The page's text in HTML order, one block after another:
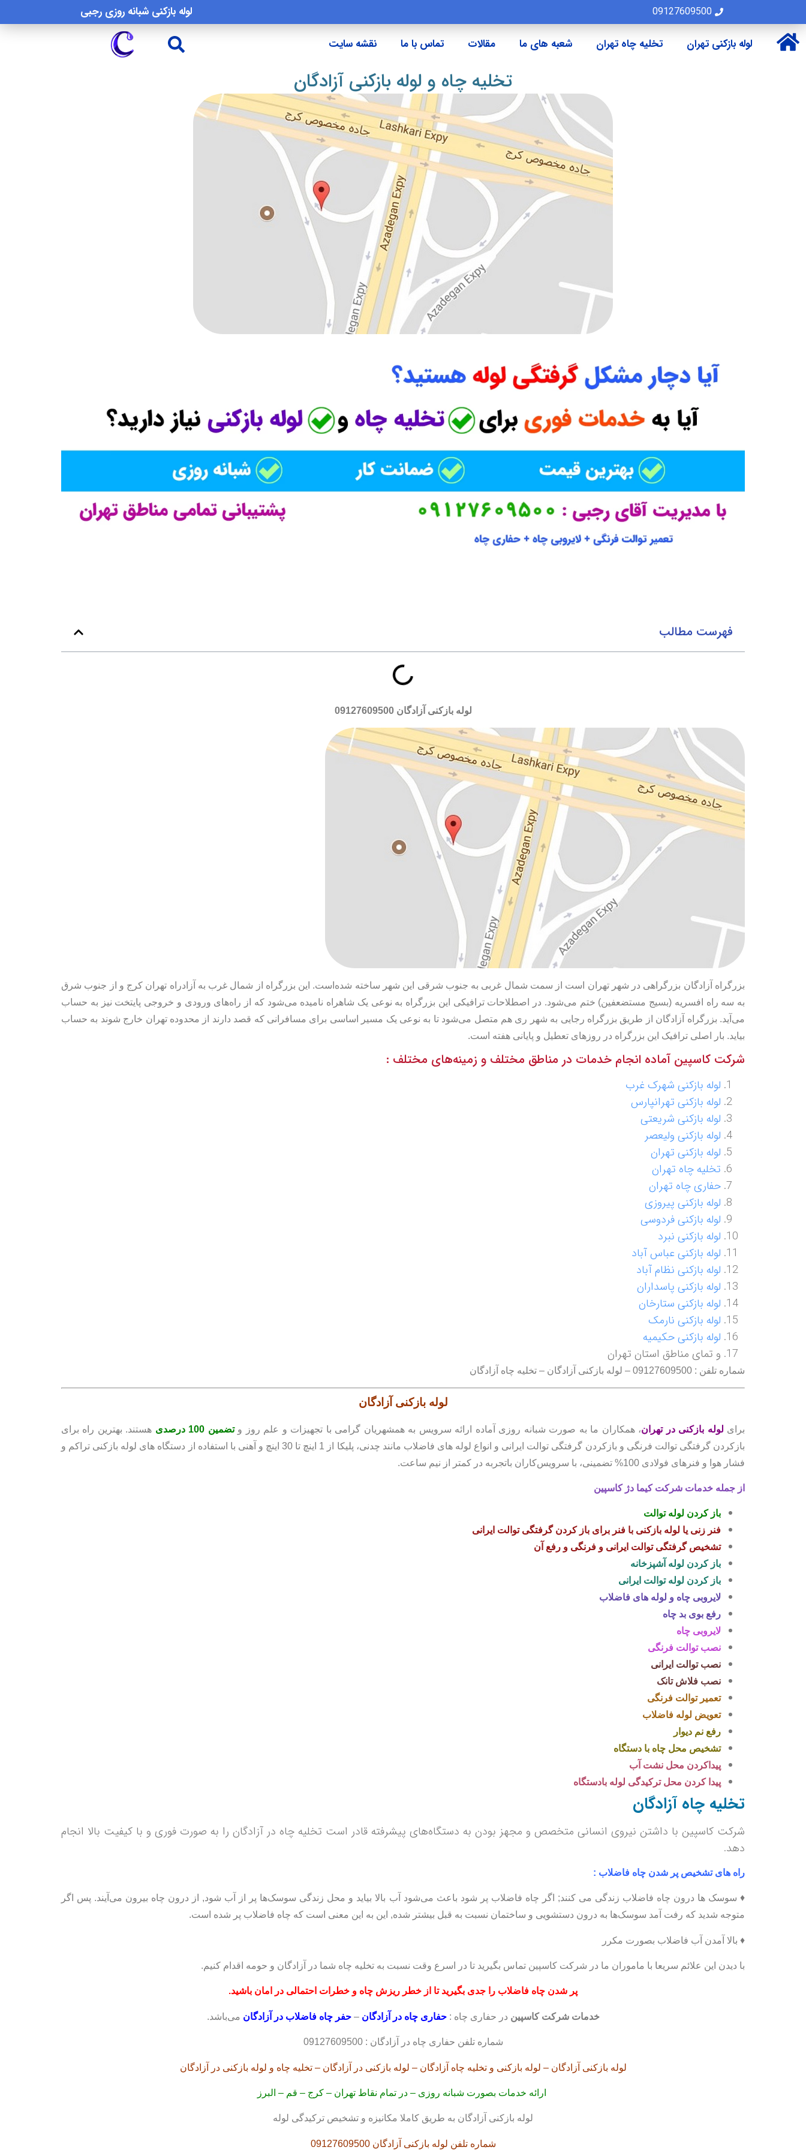
09127609500
لوله بازکنی شبانه روزی رجبی
لوله بازکنی تهران
تخلیه چاه تهران شعبه های ما مقالات تماس با ما نقشه سایت
تخلیه چاه و لوله بازکنی آزادگان
فهرست مطالب
لوله بازکنی آزادگان 09127609500
بزرگراه آزادگان بزرگراهی در شهر تهران است از سمت شمال غربی به جنوب شرقی این شهر ساخته شده‌است. این بزرگراه از شمال غرب به آزادراه تهران کرج و از جنوب شرق
به سه راه افسریه (بسیج مستضعفین) ختم می‌شود. در اصطلاحات ترافیکی این بزرگراه به نوعی یک شاهراه نامیده می‌شود که از راه‌های ورودی و خروجی پایتخت نیز به حساب
می‌آید. بزرگراه آزادگان از طریق بزرگراه رجایی به شهر ری هم متصل می‌شود تا به نوعی یک مسیر اساسی برای مسافرانی که قصد دارند از محدوده تهران خارج شوند به حساب
بیاید. بار اصلی ترافیک این بزرگراه در روزهای تعطیل و پایانی هفته است.
شرکت کاسپین آماده انجام خدمات در مناطق مختلف و زمینه‌های مختلف :
لوله بازکنی شهرک غرب
لوله بازکنی تهرانپارس
لوله بازکنی شریعتی
لوله بازکنی ولیعصر
لوله بازکنی تهران
تخلیه چاه تهران
حفاری چاه تهران
لوله بازکنی پیروزی
لوله بازکنی فردوسی
لوله بازکنی نبرد
لوله بازکنی عباس آباد
لوله بازکنی نظام آباد
لوله بازکنی پاسداران
لوله بازکنی ستارخان
لوله بازکنی نارمک
لوله بازکنی حکیمیه
و تمای مناطق استان تهران
شماره تلفن : 09127609500 – لوله بازکنی آزادگان – تخلیه چاه آزادگان
لوله بازکنی آزادگان
برای لوله بازکنی در تهران، همکاران ما به صورت شبانه روزی آماده ارائه سرویس به همشهریان گرامی با تجهیزات و علم روز وتضمین 100 درصدی
هستند. بهترین راه برای
بازکردن گرفتگی توالت فرنگی و بازکردن گرفتگی توالت ایرانی و انواع لوله های فاضلاب مانند چدنی، پلیکا از 1 اینچ تا 30 اینچ و آهنی با استفاده از دستگاه های لوله بازکنی تراکم و
فشار هوا و فنرهای فولادی 100% تضمینی، با سرویس‌کاران باتجربه در کمتر از نیم ساعت.
از جمله خدمات شرکت کیما دژ کاسپین
باز کردن لوله توالت
فنر زنی یا لوله بازکنی با فنر برای باز کردن گرفتگی توالت ایرانی
تشخیص گرفتگی توالت ایرانی و فرنگی و رفع آن
باز کردن لوله آشپزخانه
باز کردن لوله توالت ایرانی
لایروبی چاه و لوله های فاضلاب
رفع بوی بد چاه
لایروبی چاه
نصب توالت فرنگی
نصب توالت ایرانی
نصب فلاش تانک
تعمیر توالت فرنگی
تعویض لوله فاضلاب
رفع نم دیوار
تشخیص محل چاه با دستگاه
پیداکردن محل نشت آب
پیدا کردن محل ترکیدگی لوله بادستگاه
تخلیه چاه آزادگان
شرکت کاسپین با داشتن نیروی انسانی متخصص و مجهز بودن به دستگاه‌های پیشرفته قادر است تخلیه چاه در آزادگان را به صورت فوری و با کیفیت بالا انجام
دهد.
راه های تشخیص پر شدن چاه فاضلاب :
♦ سوسک ها درون چاه فاضلاب زندگی می کنند; اگر چاه فاضلاب پر شود باعث می‌شود آب بالا بیاید و محل زندگی سوسک‌ها پر از آب شود, از درون چاه بیرون می‌آیند. پس اگر
متوجه شدید که رفت آمد سوسک‌ها به درون دستشویی و ساختمان نسبت به قبل بیشتر شده, این به این معنی است که چاه فاضلاب پر شده است.
♦ بالا آمدن آب فاضلاب بصورت مکرر
با دیدن این علائم سریعا با ماموران ما در شرکت کاسپین تماس بگیرید تا در اسرع وقت نسبت به تخلیه چاه شما در آزادگان و حومه اقدام کنیم.
پر شدن چاه فاضلاب را جدی بگیرید تا از خطر ریزش چاه و خطرات احتمالی در امان باشید.
خدمات شرکت کاسپین در حفاری چاه :حفاری چاه در آزادگان –حفر چاه فاضلاب در آزادگان می‌باشد.
شماره تلفن حفاری چاه در آزادگان : 09127609500
لوله بازکنی آزادگان – لوله بازکنی و تخلیه چاه آزادگان – لوله بازکنی در آزادگان – تخلیه چاه و لوله بازکنی در آزادگان
ارائه خدمات بصورت شبانه روزی – در تمام نقاط تهران – کرج – قم – البرز
لوله بازکنی آزادگان به طریق کاملا مکانیزه و تشخیص ترکیدگی لوله
شماره تلفن لوله بازکنی آزادگان 09127609500